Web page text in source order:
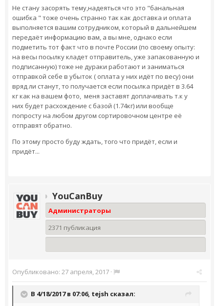
Не стану засорять тему,надеяться что это "банальная
ошибка " тоже очень странно так как доставка и оплата
выполняется вашим сотрудником, который в дальнейшем
передаёт информацию вам, а вы мне, однако если
подметить тот факт что в почте России (по своему опыту:
на весы посылку кладет отправитель, уже запакованную и
подписанную) тоже не дураки работают и заниматься
отправкой себе в убыток ( оплата у них идёт по весу) они
вряд ли станут, то получается если посылка придёт в 3.64
кг как на вашем фото, меня заставят доплачивать т.к у
них будет расхождение с базой (1.74кг) или вообще
попросту на любом другом сортировочном центре её
отправят обратно.
По этому просто буду ждать, того что придёт, если и
придёт...
YouCanBuy
Администраторы
2371 публикация
Опубликовано: 27 апреля, 2017 ·
В 4/18/2017 в 07:06, tejsh сказал: